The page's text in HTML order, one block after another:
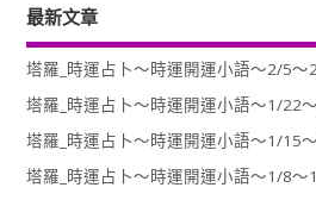
最新文章
塔羅_時運占卜～時運開運小語～2/5～
塔羅_時運占卜～時運開運小語～1/22
塔羅_時運占卜～時運開運小語～1/15
塔羅_時運占卜～時運開運小語～1/8～